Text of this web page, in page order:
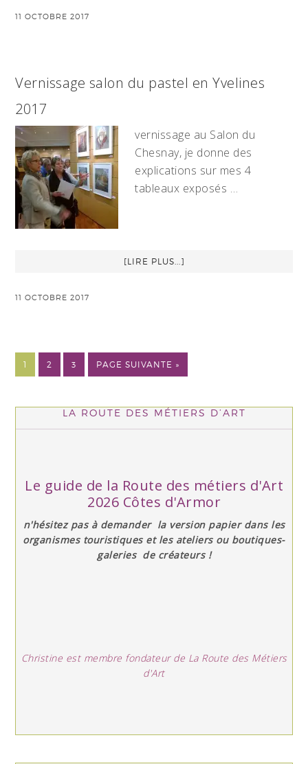
11 OCTOBRE 2017
Vernissage salon du pastel en Yvelines
2017
vernissage au Salon du
Chesnay, je donne des
explications sur mes 4
tableaux exposés …
[LIRE PLUS...]
11 OCTOBRE 2017
1 2 3 PAGE SUIVANTE »
LA ROUTE DES MÉTIERS D’ART
Le guide de la Route des métiers d'Art
2026 Côtes d'Armor
n'hésitez pas à demander la version papier dans les
organismes touristiques et les ateliers ou boutiques-
galeries de créateurs !
Christine est membre fondateur de La Route des Métiers
d'Art